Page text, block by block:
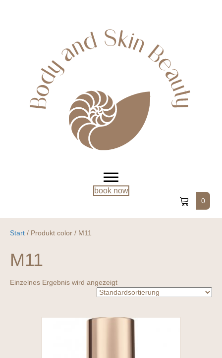
book now
0
Start / Produkt color / M11
M11
Einzelnes Ergebnis wird angezeigt